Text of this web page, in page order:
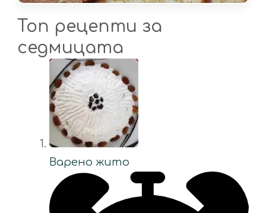
Топ рецепти за
седмицата
Варено жито